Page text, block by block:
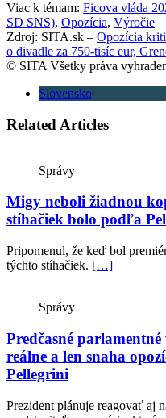
Viac k témam: Ficova vláda
SD SNS), Opozícia, Výročie
Zdroj: SITA.sk – Opozícia
o divadle za 750-tisíc eur,
© SITA Všetky práva
Slovensko
Related Articles
Správy
Migy neboli žiadnou
stíhačiek bolo podľa
Pripomenul, že keď bol
týchto stíhačiek. […]
Správy
Predčasné
reálne a len snaha
Pellegrini
Prezident plánuje reagovať aj